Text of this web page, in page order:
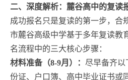
二、深度解析：麓谷高中的复读
成功报名只是复读的第一步，合
市麓谷高级中学基于多年复读教
名流程中的三大核心步骤：
材料准备（8-9月）： 尽早备齐以
份证、户口簿、高中毕业证书或